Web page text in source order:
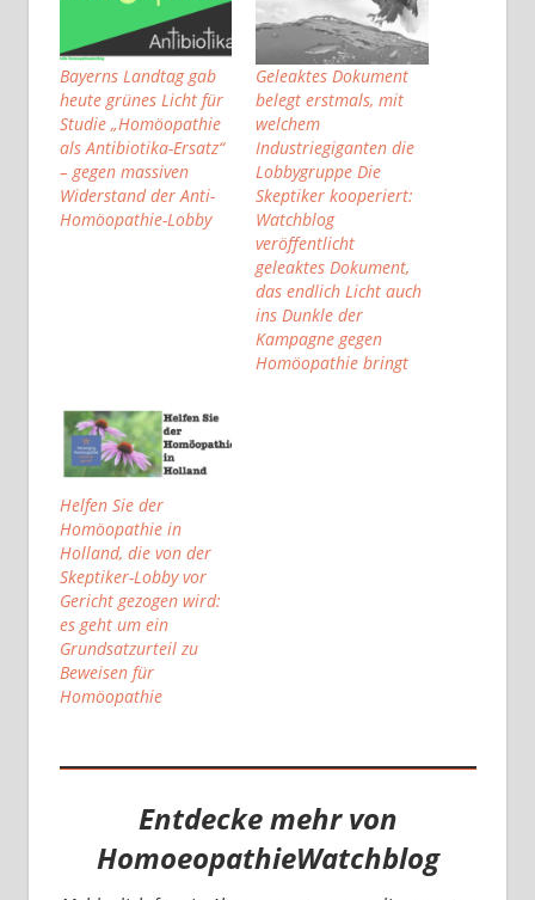
Bayerns Landtag gab
heute grünes Licht für
Studie „Homöopathie
als Antibiotika-Ersatz“
– gegen massiven
Widerstand der Anti-
Homöopathie-Lobby
Geleaktes Dokument
belegt erstmals, mit
welchem
Industriegiganten die
Lobbygruppe Die
Skeptiker kooperiert:
Watchblog
veröffentlicht
geleaktes Dokument,
das endlich Licht auch
ins Dunkle der
Kampagne gegen
Homöopathie bringt
Helfen Sie der
Homöopathie in
Holland, die von der
Skeptiker-Lobby vor
Gericht gezogen wird:
es geht um ein
Grundsatzurteil zu
Beweisen für
Homöopathie
Entdecke mehr von
HomoeopathieWatchblog